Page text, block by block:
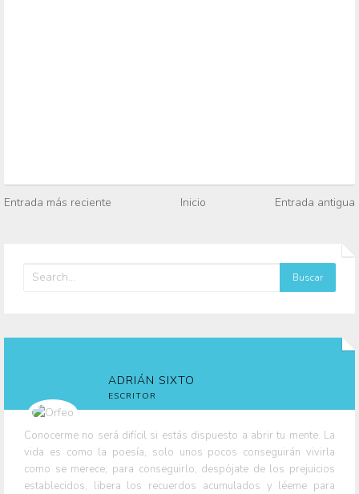
Entrada más reciente Inicio Entrada antigua
ADRIÁN SIXTO
ESCRITOR
Conocerme no será difícil si estás dispuesto a abrir tu mente. La
vida es como la poesía, solo unos pocos conseguirán vivirla
como se merece; para conseguirlo, despójate de los prejuicios
establecidos, libera los recuerdos acumulados y léeme para